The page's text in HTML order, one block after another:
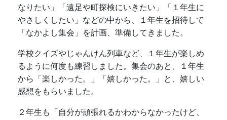
なりたい」「遠足や町探検にいきたい」「１年生に
やさしくしたい」などの中から、１年生を招待して
「なかよし集会」を計画、準備してきました。
学校クイズやじゃんけん列車など、１年生が楽しめ
るように何度も練習しました。集会のあと、１年生
から「楽しかった。」「嬉しかった。」と、嬉しい
感想をもらいました。
２年生も「自分が頑張れるかわからなかったけど、